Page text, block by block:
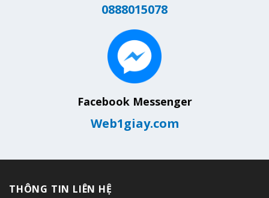
0888015078
Facebook Messenger
Web1giay.com
THÔNG TIN LIÊN HỆ